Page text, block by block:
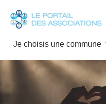
Je choisis une commune